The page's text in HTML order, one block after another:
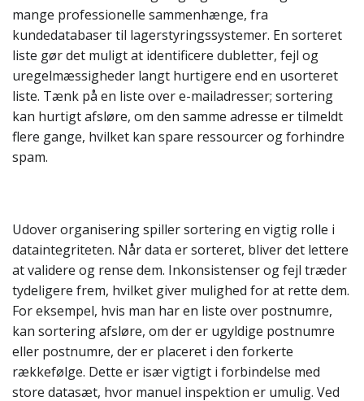
mange professionelle sammenhænge, fra
kundedatabaser til lagerstyringssystemer. En sorteret
liste gør det muligt at identificere dubletter, fejl og
uregelmæssigheder langt hurtigere end en usorteret
liste. Tænk på en liste over e-mailadresser; sortering
kan hurtigt afsløre, om den samme adresse er tilmeldt
flere gange, hvilket kan spare ressourcer og forhindre
spam.
Udover organisering spiller sortering en vigtig rolle i
dataintegriteten. Når data er sorteret, bliver det lettere
at validere og rense dem. Inkonsistenser og fejl træder
tydeligere frem, hvilket giver mulighed for at rette dem.
For eksempel, hvis man har en liste over postnumre,
kan sortering afsløre, om der er ugyldige postnumre
eller postnumre, der er placeret i den forkerte
rækkefølge. Dette er især vigtigt i forbindelse med
store datasæt, hvor manuel inspektion er umulig. Ved